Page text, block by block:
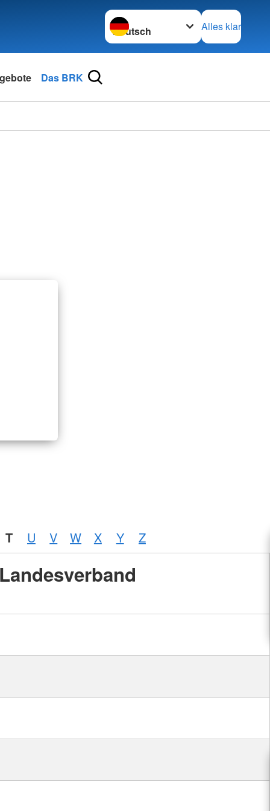
Sprache wechseln zu
Alles klar
Das BRK
T U V W X Y Z
Landesverband